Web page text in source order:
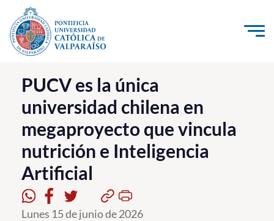
Click acá para ir directamente al contenido
La Universidad
Investigación, Creación e Innovación
PUCV Internacional
Vinculación con el Medio
Admisión
PUCV es la única
universidad chilena en
megaproyecto que vincula
nutrición e Inteligencia
Artificial
Lunes 15 de junio de 2026